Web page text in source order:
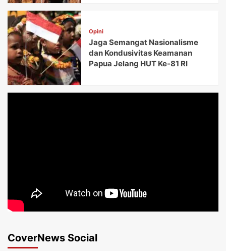
Opini
Jaga Semangat Nasionalisme
dan Kondusivitas Keamanan
Papua Jelang HUT Ke-81 RI
CoverNews Social